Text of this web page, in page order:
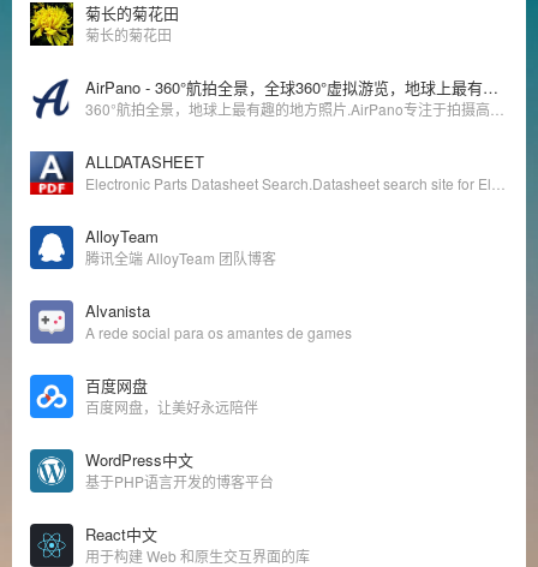
菊长的菊花田
菊长的菊花田
AirPano - 360°航拍全景，全球360°虚拟游览，地球上最有趣的地方照片
ALLDATASHEET
AlloyTeam
腾讯全端 AlloyTeam 团队博客
Alvanista
A rede social para os amantes de games
百度网盘
百度网盘，让美好永远陪伴
WordPress中文
基于PHP语言开发的博客平台
React中文
用于构建 Web 和原生交互界面的库